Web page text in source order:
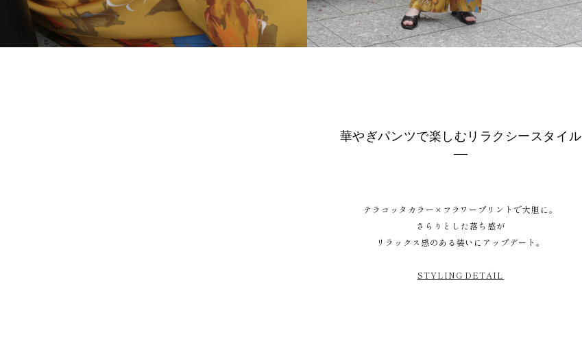
華やぎパンツで楽しむリラクシースタイル
テラコッタカラー×フラワープリントで大胆に。
さらりとした落ち感が
リラックス感のある装いにアップデート。
STYLING DETAIL